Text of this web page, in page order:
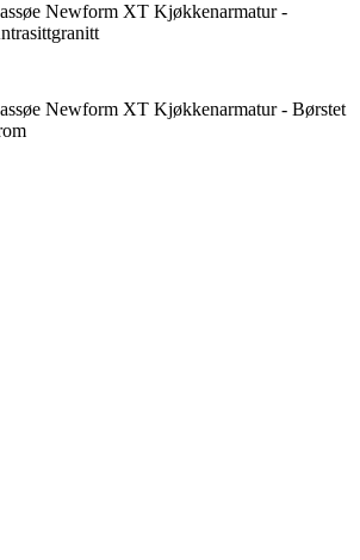
Newform XT Kjøkkenarmatur -
Newform XT Kjøkkenarmatur - Børstet